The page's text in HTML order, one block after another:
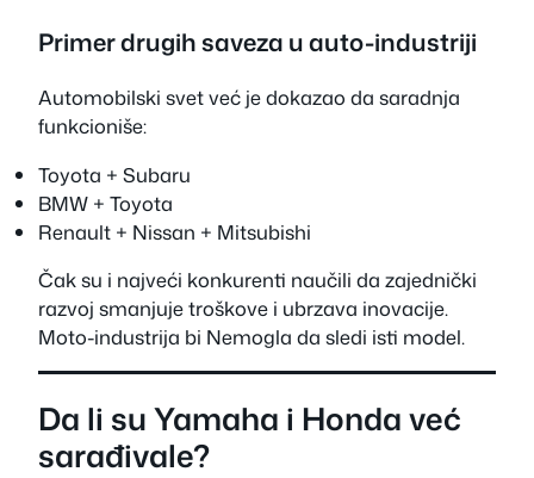
Primer drugih saveza u auto-industriji
Automobilski svet već je dokazao da saradnja
funkcioniše:
Toyota + Subaru
BMW + Toyota
Renault + Nissan + Mitsubishi
Čak su i najveći konkurenti naučili da zajednički
razvoj smanjuje troškove i ubrzava inovacije.
Moto-industrija bi Nemogla da sledi isti model.
Da li su Yamaha i Honda već
sarađivale?